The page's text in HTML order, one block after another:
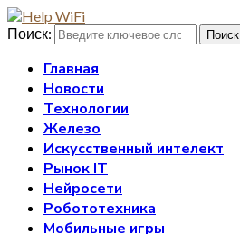
Поиск: Поиск
Главная
Новости
Технологии
Железо
Искусственный интелект
Рынок IT
Нейросети
Робототехника
Мобильные игры